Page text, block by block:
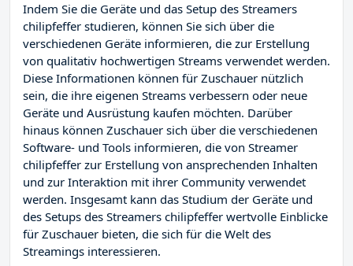
Indem Sie die Geräte und das Setup des Streamers
chilipfeffer studieren, können Sie sich über die
verschiedenen Geräte informieren, die zur Erstellung
von qualitativ hochwertigen Streams verwendet werden.
Diese Informationen können für Zuschauer nützlich
sein, die ihre eigenen Streams verbessern oder neue
Geräte und Ausrüstung kaufen möchten. Darüber
hinaus können Zuschauer sich über die verschiedenen
Software- und Tools informieren, die von Streamer
chilipfeffer zur Erstellung von ansprechenden Inhalten
und zur Interaktion mit ihrer Community verwendet
werden. Insgesamt kann das Studium der Geräte und
des Setups des Streamers chilipfeffer wertvolle Einblicke
für Zuschauer bieten, die sich für die Welt des
Streamings interessieren.